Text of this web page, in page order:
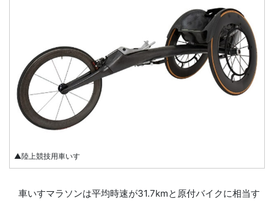
▲陸上競技用車いす
車いすマラソンは平均時速が31.7kmと原付バイクに相当す